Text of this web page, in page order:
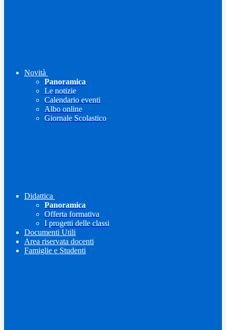
Novità
Panoramica
Le notizie
Calendario eventi
Albo online
Giornale Scolastico
Didattica
Panoramica
Offerta formativa
I progetti delle classi
Documenti Utili
Area riservata docenti
Famiglie e Studenti